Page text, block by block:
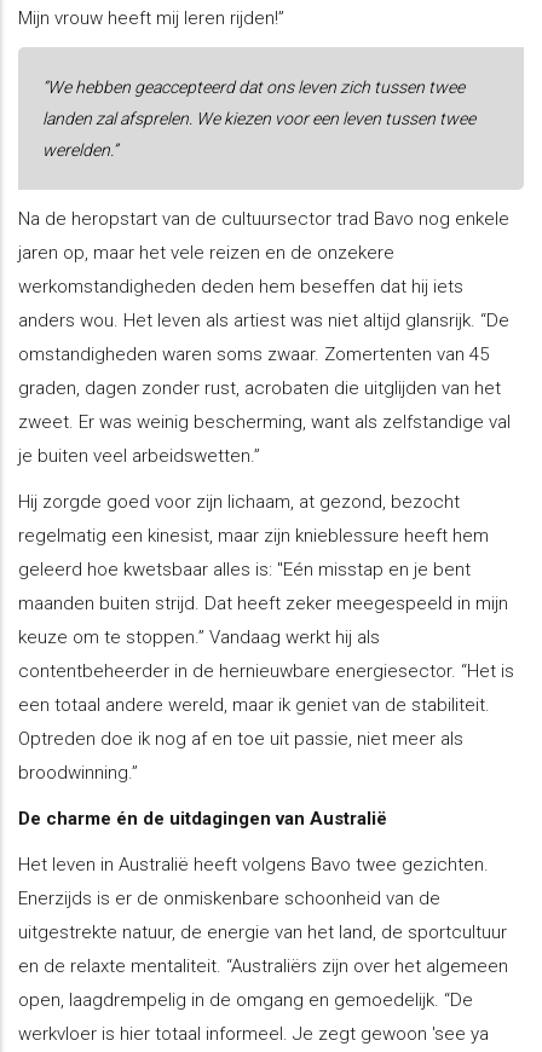
Mijn vrouw heeft mij leren rijden!”
“We hebben geaccepteerd dat ons leven zich tussen twee
landen zal afsprelen. We kiezen voor een leven tussen twee
werelden.”
Na de heropstart van de cultuursector trad Bavo nog enkele
jaren op, maar het vele reizen en de onzekere
werkomstandigheden deden hem beseffen dat hij iets
anders wou. Het leven als artiest was niet altijd glansrijk. “De
omstandigheden waren soms zwaar. Zomertenten van 45
graden, dagen zonder rust, acrobaten die uitglijden van het
zweet. Er was weinig bescherming, want als zelfstandige val
je buiten veel arbeidswetten.”
Hij zorgde goed voor zijn lichaam, at gezond, bezocht
regelmatig een kinesist, maar zijn knieblessure heeft hem
geleerd hoe kwetsbaar alles is: "Eén misstap en je bent
maanden buiten strijd. Dat heeft zeker meegespeeld in mijn
keuze om te stoppen.” Vandaag werkt hij als
contentbeheerder in de hernieuwbare energiesector. “Het is
een totaal andere wereld, maar ik geniet van de stabiliteit.
Optreden doe ik nog af en toe uit passie, niet meer als
broodwinning.”
De charme én de uitdagingen van Australië
Het leven in Australië heeft volgens Bavo twee gezichten.
Enerzijds is er de onmiskenbare schoonheid van de
uitgestrekte natuur, de energie van het land, de sportcultuur
en de relaxte mentaliteit. “Australiërs zijn over het algemeen
open, laagdrempelig in de omgang en gemoedelijk. “De
werkvloer is hier totaal informeel. Je zegt gewoon 'see ya